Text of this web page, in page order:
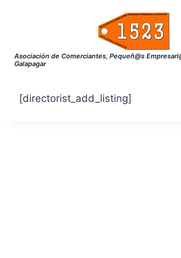
Asociación de Comerciantes, Pequeñ@s
Galapagar
[directorist_add_listing]